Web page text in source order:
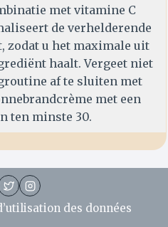
met vitamine C
de verhelderende
zodat u het maximale uit
haalt. Vergeet niet
af te sluiten met
met een
ten minste 30.
des données